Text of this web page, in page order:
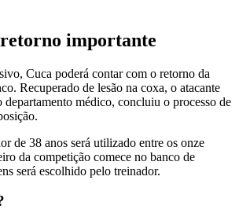
importante
Cuca poderá contar com o retorno da
Recuperado de lesão na coxa, o atacante
médico, concluiu o processo de
de 38 anos será utilizado entre os onze
da competição comece no banco de
será escolhido pelo treinador.